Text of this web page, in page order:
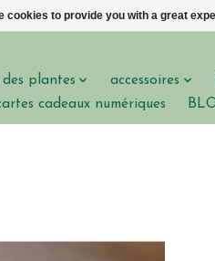
plantes accessoires
cadeaux numériques
cookies to provide you with a great